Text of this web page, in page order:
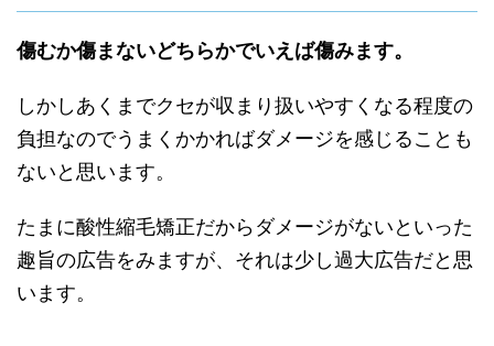
傷むか傷まないどちらかでいえば傷みます。
しかしあくまでクセが収まり扱いやすくなる程度の
負担なのでうまくかかればダメージを感じることも
ないと思います。
たまに酸性縮毛矯正だからダメージがないといった
趣旨の広告をみますが、それは少し過大広告だと思
います。